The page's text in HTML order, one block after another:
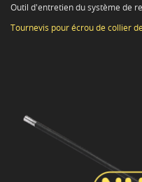
Outil d'entretien du système de
Tournevis pour écrou de collier